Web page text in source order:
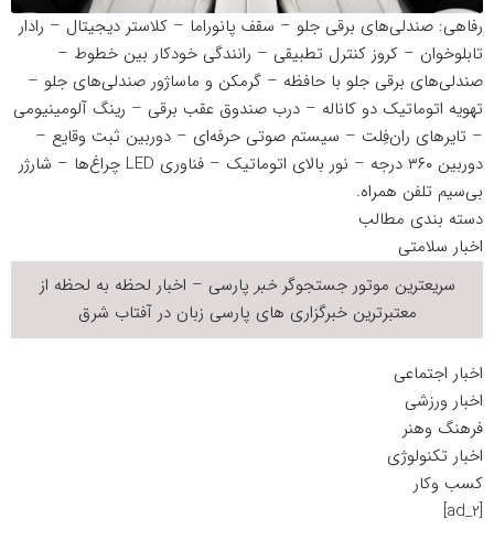
رفاهی: صندلی‌های برقی جلو – سقف پانوراما – کلاستر دیجیتال – رادار
تابلوخوان – کروز کنترل تطبیقی – رانندگی خودکار بین خطوط –
صندلی‌های برقی جلو با حافظه – گرمکن و ماساژور صندلی‌های جلو –
تهویه اتوماتیک دو کاناله – درب صندوق عقب برقی – رینگ آلومینیومی
– تایرهای ران‌فِلت – سیستم صوتی حرفه‌ای – دوربین ثبت وقایع –
دوربین ۳۶۰ درجه – نور بالای اتوماتیک – فناوری LED چراغ‌ها – شارژر
بی‌سیم تلفن همراه.
دسته بندی مطالب
اخبار سلامتی
سریعترین موتور جستجوگرخبر پارسی – اخبار لحظه به لحظه از
معتبرترین خبرگزاری های پارسی زبان درآفتاب شرق
اخبار اجتماعی
اخبار ورزشی
فرهنگ وهنر
اخبار تکنولوژی
کسب وکار
[ad_2]